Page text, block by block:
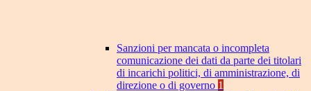
Sanzioni per mancata o incompleta
comunicazione dei dati da parte dei titolari
di incarichi politici, di amministrazione, di
direzione o di governo 1